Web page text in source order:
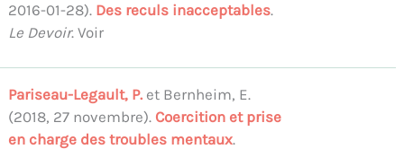
2016-01-28). Des reculs inacceptables.
Le Devoir. Voir
Pariseau-Legault, P. et Bernheim, E.
(2018, 27 novembre). Coercition et prise
en charge des troubles mentaux.